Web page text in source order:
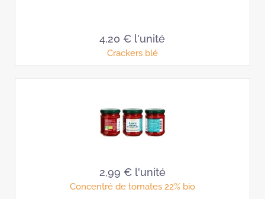
4,20 € l'unité
Crackers blé
2,99 € l'unité
Concentré de tomates 22% bio